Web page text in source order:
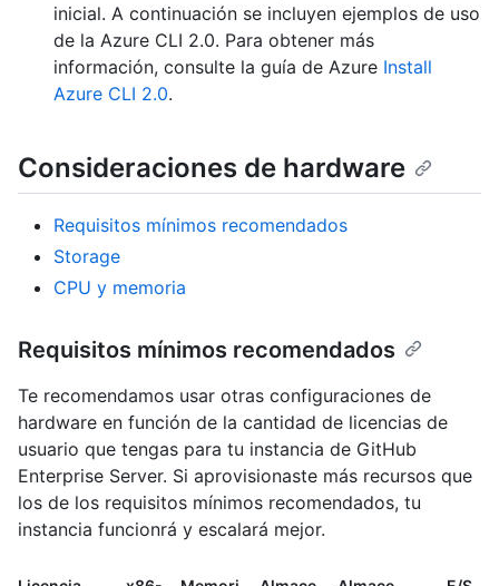
inicial. A continuación se incluyen ejemplos de uso
de la Azure CLI 2.0. Para obtener más
información, consulte la guía de Azure Install
Azure CLI 2.0.
Consideraciones de hardware
Requisitos mínimos recomendados
Storage
CPU y memoria
Requisitos mínimos recomendados
Te recomendamos usar otras configuraciones de
hardware en función de la cantidad de licencias de
usuario que tengas para tu instancia de GitHub
Enterprise Server. Si aprovisionaste más recursos que
los de los requisitos mínimos recomendados, tu
instancia funcionrá y escalará mejor.